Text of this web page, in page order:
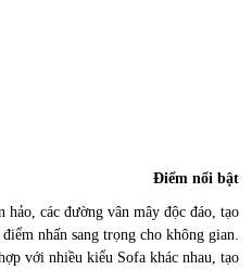
Điểm nổi bật
hảo, các đường vân mây độc đáo, tạo
điểm nhấn sang trọng cho không gian.
với nhiều kiểu Sofa khác nhau, tạo